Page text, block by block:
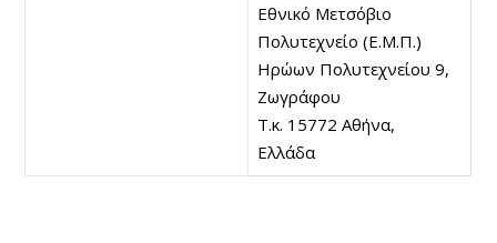
Εθνικό Μετσόβιο
Πολυτεχνείο (Ε.Μ.Π.)
Ηρώων Πολυτεχνείου 9,
Ζωγράφου
Τ.κ. 15772 Αθήνα,
Ελλάδα